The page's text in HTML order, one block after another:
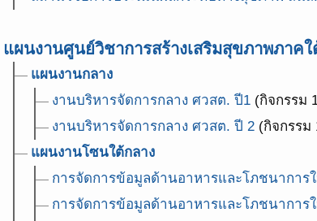
แผนงานศูนย์วิชาการสร้างเสริมสุขภาพภาค
แผนงานกลาง
งานบริหารจัดการกลาง ศวสต. ปี1 (กิจกรรม
งานบริหารจัดการกลาง ศวสต. ปี 2 (กิจกรรม
แผนงานโซนใต้กลาง
การจัดการข้อมูลด้านอาหารและโภชนาการ
การจัดการข้อมูลด้านอาหารและโภชนาการ